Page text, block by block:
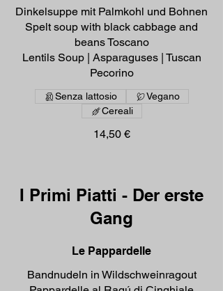
Dinkelsuppe mit Palmkohl und Bohnen
Spelt soup with black cabbage and
beans Toscano
Lentils Soup | Asparaguses | Tuscan
Pecorino
14,50 €
Senza lattosio
Vegano
Cereali
I Primi Piatti - Der erste
Gang
Le Pappardelle
Bandnudeln in Wildschweinragout